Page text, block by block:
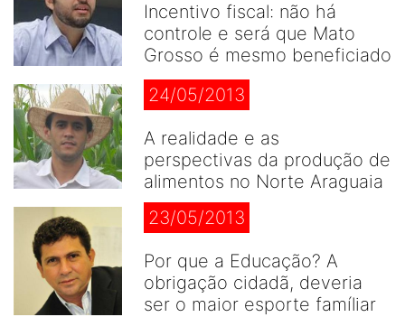
Incentivo fiscal: não há
controle e será que Mato
Grosso é mesmo beneficiado
24/05/2013
A realidade e as
perspectivas da produção de
alimentos no Norte Araguaia
23/05/2013
Por que a Educação? A
obrigação cidadã, deveria
ser o maior esporte famíliar